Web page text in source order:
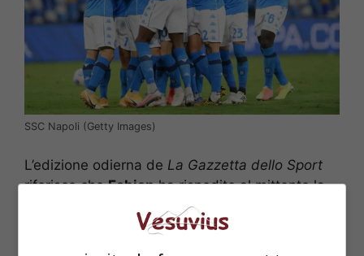
SSC Napoli (Getty Images)
L’edizione odierna de La Gazzetta dello Sport
riferisce cheFabianha rispedito al mittente la
richiesta del Napoli di prolungare il contratto. I
tentativi del direttore sportivo Cristiano Giuntoli